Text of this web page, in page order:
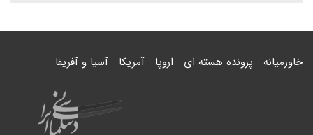
خاورمیانه پرونده هسته ای اروپا آمریکا آسیا و آفریقا